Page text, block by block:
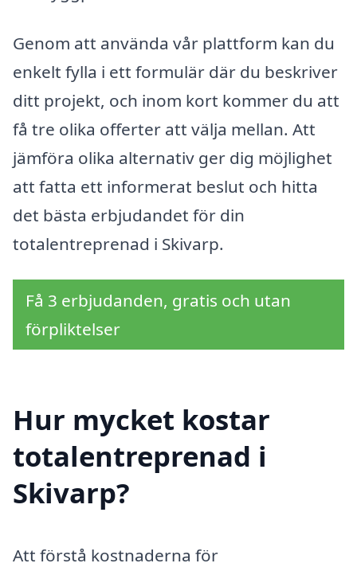
Genom att använda vår plattform kan du
enkelt fylla i ett formulär där du beskriver
ditt projekt, och inom kort kommer du att
få tre olika offerter att välja mellan. Att
jämföra olika alternativ ger dig möjlighet
att fatta ett informerat beslut och hitta
det bästa erbjudandet för din
totalentreprenad i Skivarp.
Få 3 erbjudanden, gratis och utan
förpliktelser
Hur mycket kostar
totalentreprenad i
Skivarp?
Att förstå kostnaderna för